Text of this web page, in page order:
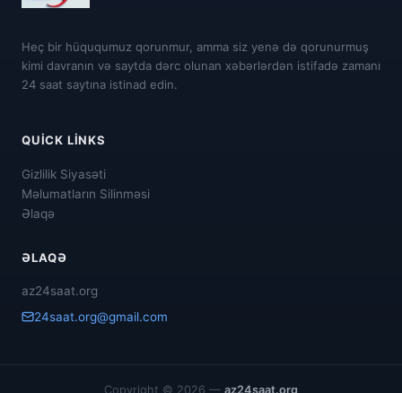
Heç bir hüququmuz qorunmur, amma siz yenə də qorunurmuş
kimi davranın və saytda dərc olunan xəbərlərdən istifadə zamanı
24 saat saytına istinad edin.
QUICK LINKS
Gizlilik Siyasəti
Məlumatların Silinməsi
Əlaqə
ƏLAQƏ
az24saat.org
24saat.org@gmail.com
Copyright © 2026 — az24saat.org